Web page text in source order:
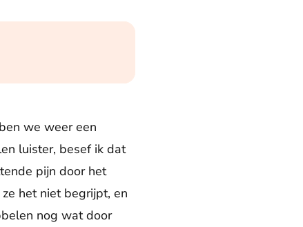
we weer een
luister, besef ik dat
pijn door het
het niet begrijpt, en
nog wat door